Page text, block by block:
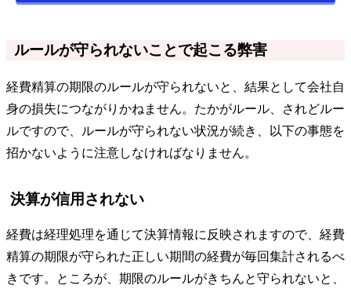
ルールが守られないことで起こる弊害
経費精算の期限のルールが守られないと、結果として会社自
身の損失につながりかねません。たかがルール、されどルー
ルですので、ルールが守られない状況が続き、以下の事態を
招かないように注意しなければなりません。
決算が信用されない
経費は経理処理を通じて決算情報に反映されますので、経費
精算の期限が守られた正しい期間の経費が毎回集計されるべ
きです。ところが、期限のルールがきちんと守られないと、